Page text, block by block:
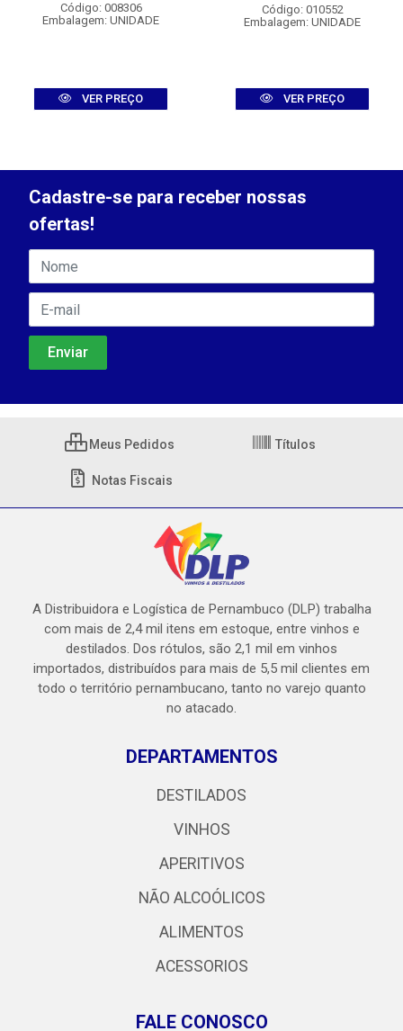
Código: 008306
Embalagem: UNIDADE
VER PREÇO
Código: 010552
Embalagem: UNIDADE
VER PREÇO
Cadastre-se para receber nossas
ofertas!
Meus Pedidos Títulos
Notas Fiscais
A Distribuidora e Logística de Pernambuco (DLP) trabalha
com mais de 2,4 mil itens em estoque, entre vinhos e
destilados. Dos rótulos, são 2,1 mil em vinhos
importados, distribuídos para mais de 5,5 mil clientes em
todo o território pernambucano, tanto no varejo quanto
no atacado.
DEPARTAMENTOS
DESTILADOS
VINHOS
APERITIVOS
NÃO ALCOÓLICOS
ALIMENTOS
ACESSORIOS
FALE CONOSCO